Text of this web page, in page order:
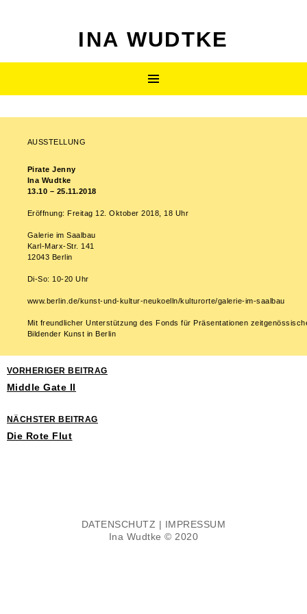
INA WUDTKE
ZUM
SPRINGEN
AUSSTELLUNG
Pirate Jenny
Ina Wudtke
13.10 – 25.11.2018
Eröffnung: Freitag 12. Oktober 2018, 18 Uhr
Galerie im Saalbau
Karl-Marx-Str. 141
12043 Berlin
Di-So: 10-20 Uhr
www.berlin.de/kunst-und-kultur-neukoelln/kulturorte/galerie-im-saalbau
Mit freundlicher Unterstützung des Fonds für Präsentationen
Bildender Kunst in Berlin
Beitragsnavigation
VORHERIGER BEITRAG
Middle Gate II
NÄCHSTER BEITRAG
Die Rote Flut
DATENSCHUTZ | IMPRESSUM
Ina Wudtke © 2020